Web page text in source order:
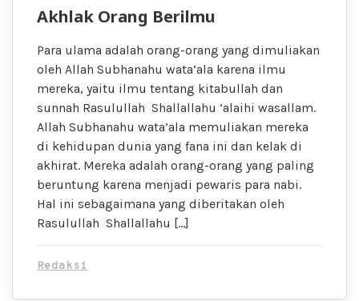
Akhlak Orang Berilmu
Para ulama adalah orang-orang yang dimuliakan
oleh Allah Subhanahu wata’ala karena ilmu
mereka, yaitu ilmu tentang kitabullah dan
sunnah Rasulullah Shallallahu ‘alaihi wasallam.
Allah Subhanahu wata’ala memuliakan mereka
di kehidupan dunia yang fana ini dan kelak di
akhirat. Mereka adalah orang-orang yang paling
beruntung karena menjadi pewaris para nabi.
Hal ini sebagaimana yang diberitakan oleh
Rasulullah Shallallahu […]
Redaksi